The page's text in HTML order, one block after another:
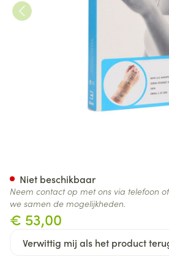
€ 53,00
Verwittig mij als het product
Niet beschikbaar
Neem contact op met ons via telefoon
we samen de mogelijkheden.